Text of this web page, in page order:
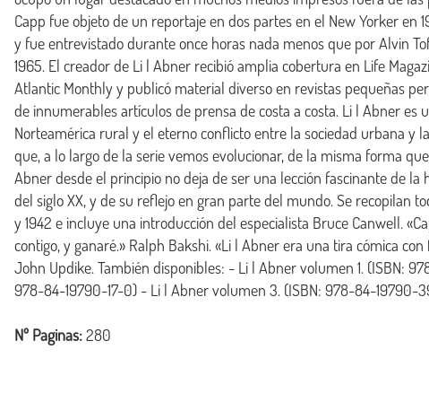
Capp fue objeto de un reportaje en dos partes en el New Yorker en
y fue entrevistado durante once horas nada menos que por Alvin
1965. El creador de Li l Abner recibió amplia cobertura en Life
Atlantic Monthly y publicó material diverso en revistas pequeñas
de innumerables artículos de prensa de costa a costa. Li l Abner
Norteamérica rural y el eterno conflicto entre la sociedad urbana y
que, a lo largo de la serie vemos evolucionar, de la misma forma
Abner desde el principio no deja de ser una lección fascinante de
del siglo XX, y de su reflejo en gran parte del mundo. Se recopilan
y 1942 e incluye una introducción del especialista Bruce Canwell.
contigo, y ganaré.» Ralph Bakshi. «Li l Abner era una tira cómica
John Updike. También disponibles: - Li l Abner volumen 1. (ISBN:
978-84-19790-17-0) - Li l Abner volumen 3. (ISBN: 978-84-19790-
Nº Paginas:280